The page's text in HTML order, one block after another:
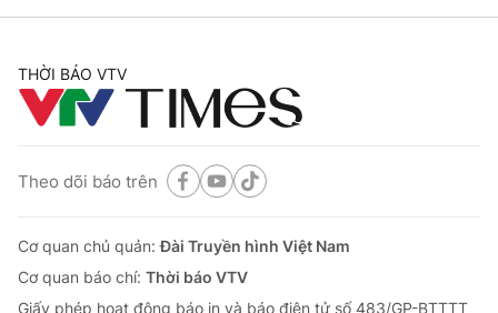
Góc doanh nghiệp
Hậu trường
Khán giả
Giải trí
Điện ảnh
Du lịch
Chất lượng cuộc sống
Tuyển sinh
Học trực tuyến
Công nghệ
THỜI BÁO VTV
Theo dõi báo trên
Cơ quan chủ quản:Đài Truyền hình Việt Nam
Cơ quan báo chí: Thời báo VTV
Giấy phép hoạt động báo in và báo điện tử số 483/GP-BTTTT